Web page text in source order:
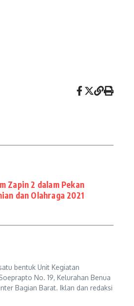
Zapin 2 dalam Pekan
dan Olahraga 2021
bentuk Unit Kegiatan
No. 19, Kelurahan Benua
Bagian Barat. Iklan dan redaksi